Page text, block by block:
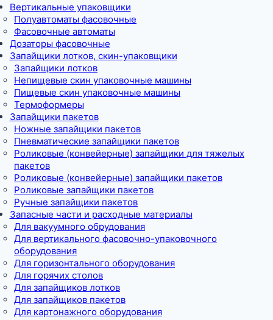
Вертикальные упаковщики
Полуавтоматы фасовочные
Фасовочные автоматы
Дозаторы фасовочные
Запайщики лотков, скин-упаковщики
Запайщики лотков
Непищевые скин упаковочные машины
Пищевые скин упаковочные машины
Термоформеры
Запайщики пакетов
Ножные запайщики пакетов
Пневматические запайщики пакетов
Роликовые (конвейерные) запайщики для тяжелых
пакетов
Роликовые (конвейерные) запайщики пакетов
Роликовые запайщики пакетов
Ручные запайщики пакетов
Запасные части и расходные материалы
Для вакуумного обрудования
Для вертикального фасовочно-упаковочного
оборудования
Для горизонтального оборудования
Для горячих столов
Для запайщиков лотков
Для запайщиков пакетов
Для картонажного оборудования